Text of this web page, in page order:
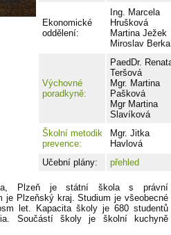
Ekonomické
oddělení:
Ing. Marcela
Hrušková
Martina Ježek
Miroslav Berka
Výchovné
poradkyně:
PaedDr.
Teršová
Mgr. Martina
Pašková
Mgr Martina
Slavíková
Školní metodik
prevence:
Mgr. Jitka
Havlová
Učební plány:
přehled
Plzeň je státní škola s právní
je Plzeňský kraj. Studium je všeobecné
let. Kapacita školy je 680 studentů
Součástí školy je školní kuchyně